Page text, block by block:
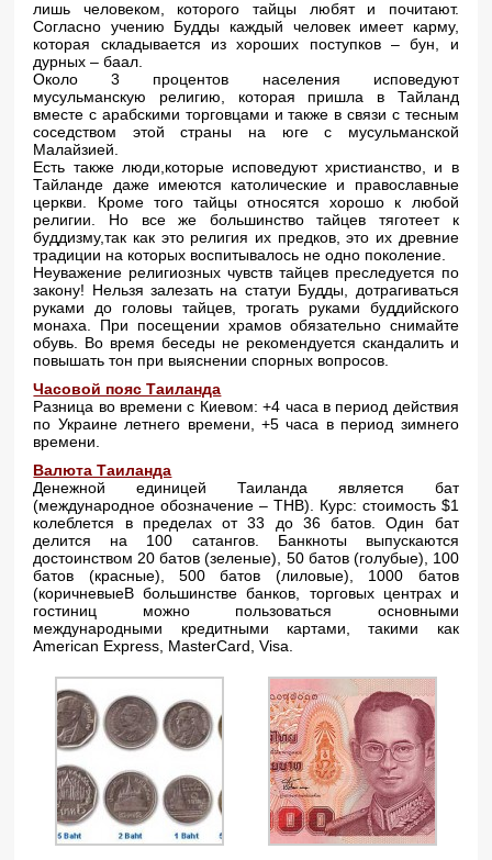
лишь человеком, которого тайцы любят и почитают.
Согласно учению Будды каждый человек имеет карму,
которая складывается из хороших поступков – бун, и
дурных – баал.
Около 3 процентов населения исповедуют
мусульманскую религию, которая пришла в Тайланд
вместе с арабскими торговцами и также в связи с тесным
соседством этой страны на юге с мусульманской
Малайзией.
Есть также люди,которые исповедуют христианство, и в
Тайланде даже имеются католические и православные
церкви. Кроме того тайцы относятся хорошо к любой
религии. Но все же большинство тайцев тяготеет к
буддизму,так как это религия их предков, это их древние
традиции на которых воспитывалось не одно поколение.
Неуважение религиозных чувств тайцев преследуется по
закону! Нельзя залезать на статуи Будды, дотрагиваться
руками до головы тайцев, трогать руками буддийского
монаха. При посещении храмов обязательно снимайте
обувь. Во время беседы не рекомендуется скандалить и
повышать тон при выяснении спорных вопросов.
Часовой пояс Таиланда
Разница во времени с Киевом: +4 часа в период действия
по Украине летнего времени, +5 часа в период зимнего
времени.
Валюта Таиланда
Денежной единицей Таиланда является бат
(международное обозначение – THB). Курс: стоимость $1
колеблется в пределах от 33 до 36 батов. Один бат
делится на 100 сатангов. Банкноты выпускаются
достоинством 20 батов (зеленые), 50 батов (голубые), 100
батов (красные), 500 батов (лиловые), 1000 батов
(коричневыеВ большинстве банков, торговых центрах и
гостиниц можно пользоваться основными
международными кредитными картами, такими как
American Express, MasterCard, Visa.